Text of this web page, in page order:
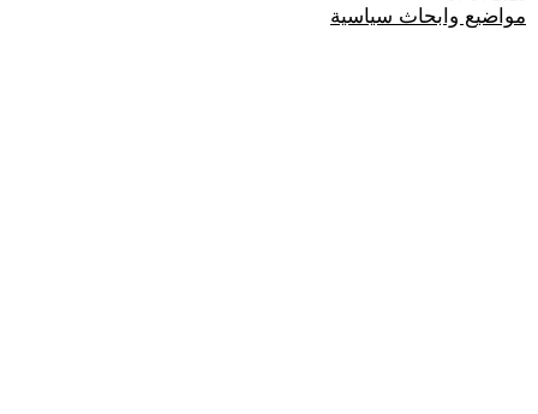
مواضيع وابحاث سياسية